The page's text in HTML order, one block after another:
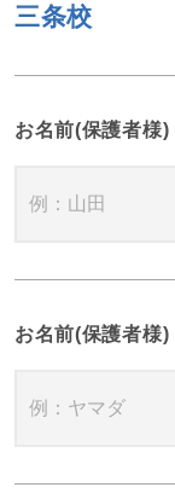
三条校
お名前(保護者様)
お名前(保護者様)